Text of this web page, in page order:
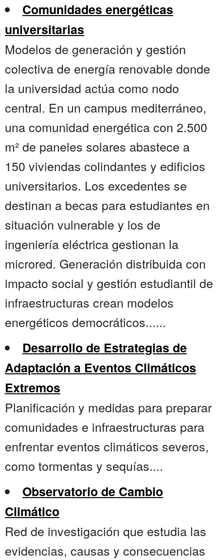
Comunidades energéticas
universitarias
Modelos de generación y gestión
colectiva de energía renovable donde
la universidad actúa como nodo
central. En un campus mediterráneo,
una comunidad energética con 2.500
m² de paneles solares abastece a
150 viviendas colindantes y edificios
universitarios. Los excedentes se
destinan a becas para estudiantes en
situación vulnerable y los de
ingeniería eléctrica gestionan la
microred. Generación distribuida con
impacto social y gestión estudiantil de
infraestructuras crean modelos
energéticos democráticos......
Desarrollo de Estrategias de
Adaptación a Eventos Climáticos
Extremos
Planificación y medidas para preparar
comunidades e infraestructuras para
enfrentar eventos climáticos severos,
como tormentas y sequías....
Observatorio de Cambio
Climático
Red de investigación que estudia las
evidencias, causas y consecuencias